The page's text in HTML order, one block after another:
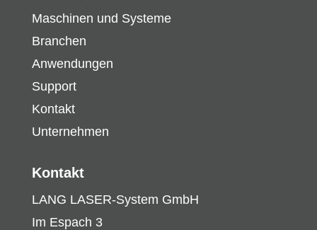
Maschinen und Systeme
Branchen
Anwendungen
Support
Kontakt
Unternehmen
Kontakt
LANG LASER-System GmbH
Im Espach 3